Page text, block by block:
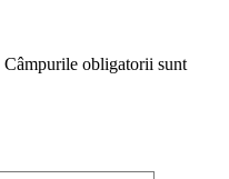
Câmpurile obligatorii sunt